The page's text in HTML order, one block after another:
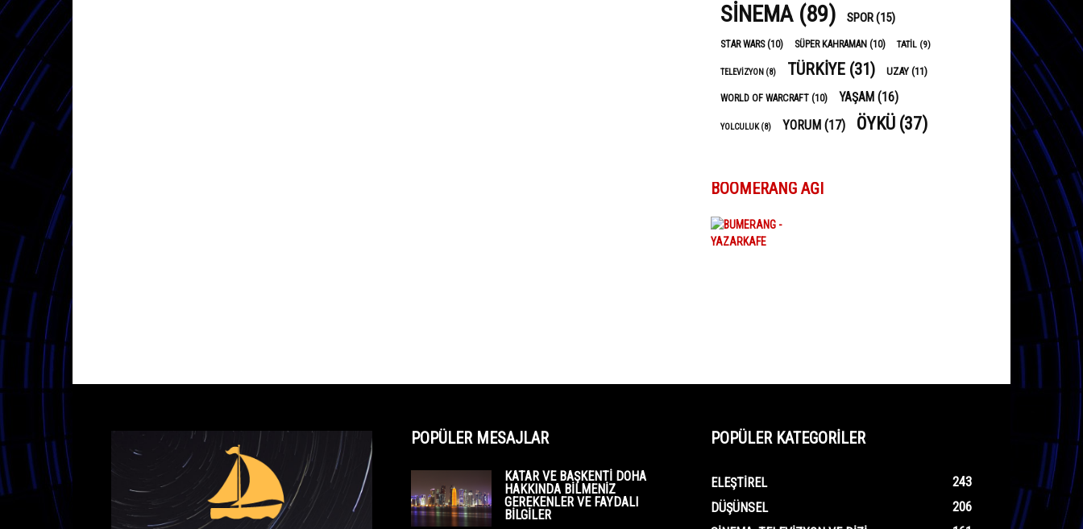
SINEMA(89) SPOR(15)
STAR WARS(10) SÜPER KAHRAMAN (10) TATIL (9)
TELEVIZYON (8) TÜRKIYE (31) UZAY (11)
WORLD OF WARCRAFT (10) YAŞAM (16)
YOLCULUK(8) YORUM (17) ÖYKÜ (37)
BOOMERANG AĞI
POPÜLER MESAJLAR
KATAR VE BAŞKENTI DOHA
HAKKINDA BILMENIZ
GEREKENLER VE FAYDALI
BILGILER
POPÜLER KATEGORİLER
ELEŞTIREL
243
DÜŞÜNSEL
206